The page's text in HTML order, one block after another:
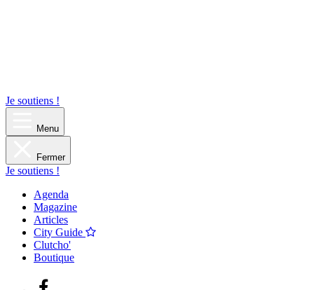
Je soutiens !
Menu
Fermer
Je soutiens !
Agenda
Magazine
Articles
City Guide
Clutcho'
Boutique